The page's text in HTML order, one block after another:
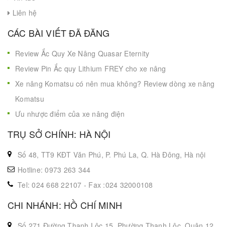
Liên hệ
CÁC BÀI VIẾT ĐÃ ĐĂNG
Review Ắc Quy Xe Nâng Quasar Eternity
Review Pin Ắc quy Lithium FREY cho xe nâng
Xe nâng Komatsu có nên mua không? Review dòng xe nâng
Komatsu
Ưu nhược điểm của xe nâng điện
TRỤ SỞ CHÍNH: HÀ NỘI
Số 48, TT9 KĐT Văn Phú, P. Phú La, Q. Hà Đông, Hà nội
Hotline: 0973 263 344
Tel: 024 668 22107 - Fax :024 32000108
CHI NHÁNH: HỒ CHÍ MINH